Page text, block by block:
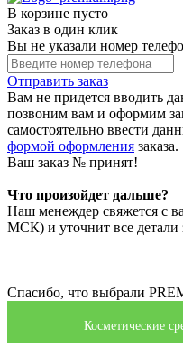
В корзине пусто
Заказ в один клик
Вы не указали номер
Отправить заказ
Вам не придется вводить
позвоним вам и оформим
самостоятельно ввести
формой оформления заказа.
Ваш заказ № принят!
Что произойдет дальше?
Наш менеждер свяжется с
МСК) и уточнит все детали
Спасибо, что выбрали
Косметические